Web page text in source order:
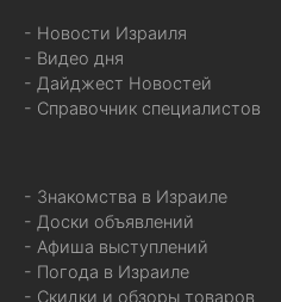
- Новости Израиля
- Видео дня
- Дайджест Новостей
- Справочник специалистов
- Знакомства в Израиле
- Доски объявлений
- Афиша выступлений
- Погода в Израиле
- Скидки и обзоры товаров